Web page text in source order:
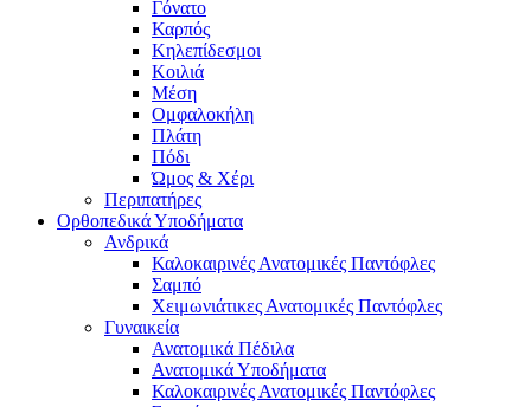
Γόνατο
Καρπός
Κηλεπίδεσμοι
Κοιλιά
Μέση
Ομφαλοκήλη
Πλάτη
Πόδι
Ώμος & Χέρι
Περιπατήρες
Ορθοπεδικά Υποδήματα
Ανδρικά
Καλοκαιρινές Ανατομικές Παντόφλες
Σαμπό
Χειμωνιάτικες Ανατομικές Παντόφλες
Γυναικεία
Ανατομικά Πέδιλα
Ανατομικά Υποδήματα
Καλοκαιρινές Ανατομικές Παντόφλες